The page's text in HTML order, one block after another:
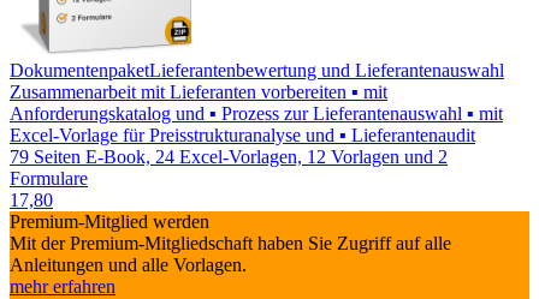
DokumentenpaketLieferantenbewertung und Lieferantenauswahl
Zusammenarbeit mit Lieferanten vorbereiten ▪ mit
Anforderungskatalog und ▪ Prozess zur Lieferantenauswahl ▪ mit
Excel-Vorlage für Preisstrukturanalyse und ▪ Lieferantenaudit
79 Seiten E-Book, 24 Excel-Vorlagen, 12 Vorlagen und 2
Formulare
17,80
Premium-Mitglied werden
Mit der Premium-Mitgliedschaft haben Sie Zugriff auf alle
Anleitungen und alle Vorlagen.
mehr erfahren